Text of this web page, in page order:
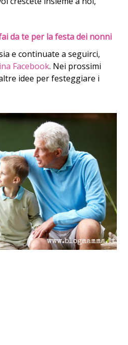
da te per la festa dei nonni
e continuate a seguirci,
Facebook. Nei prossimi
idee per festeggiare i